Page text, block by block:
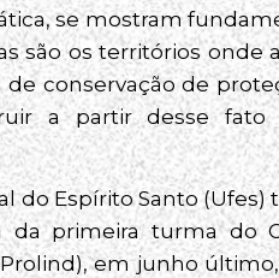
se mostram
são os territórios onde
conservação de
a partir desse
do Espírito Santo
da primeira turma do
em junho